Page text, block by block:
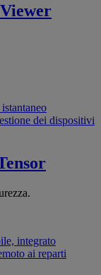
dei dispositivi
integrato
ai reparti